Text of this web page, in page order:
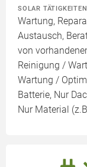
SOLAR TÄTIGKEITEN
Wartung,
Austausch,
von
Reinigung /
Wartung /
Batterie, Nur
Nur Material